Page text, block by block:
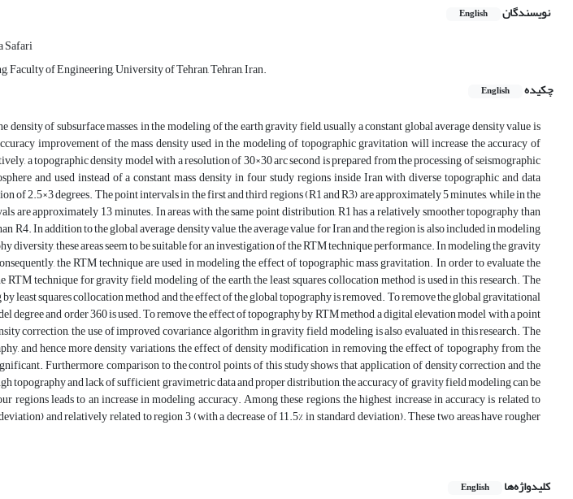
نویسندگان English
Safari
of Engineering, University of Tehran, Tehran, Iran.
چکیده
English
of subsurface masses, in the modeling of the earth gravity field, usually a constant global average density value is
improvement of the mass density used in the modeling of topographic gravitation will increase the accuracy of
a topographic density model with a resolution of 30×30 arc second is prepared from the processing of seismographic
and used instead of a constant mass density in four study regions inside Iran with diverse topographic and data
of 2.5×3 degrees. The point intervals in the first and third regions (R1 and R3) are approximately 5 minutes, while in the
are approximately 13 minutes. In areas with the same point distribution, R1 has a relatively smoother topography than
R4. In addition to the global average density value, the average value for Iran and the region is also included in modeling
diversity, these areas seem to be suitable for an investigation of the RTM technique performance. In modeling the gravity
the RTM technique are used in modeling the effect of topographic mass gravitation. In order to evaluate the
technique for gravity field modeling of the earth, the least squares collocation method is used in this research. The
least squares collocation method and the effect of the global topography is removed. To remove the global gravitational
degree and order 360 is used. To remove the effect of topography by RTM method, a digital elevation model with a point
correction, the use of improved covariance algorithm in gravity field modeling is also evaluated in this research. The
and hence more density variations, the effect of density modification in removing the effect of topography from the
Furthermore, comparison to the control points of this study shows that application of density correction and the
topography and lack of sufficient gravimetric data and proper distribution, the accuracy of gravity field modeling can be
regions leads to an increase in modeling accuracy. Among these regions, the highest increase in accuracy is related to
and relatively related to region 3 (with a decrease of 11.5% in standard deviation). These two areas have rougher
کلیدواژه‌ها English